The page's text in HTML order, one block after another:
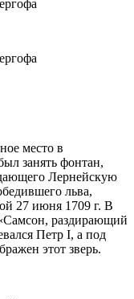
место в
занять фонтан,
Лернейскую
льва,
27 июня 1709 г. В
«Самсон, раздирающий
Петр I, а под
этот зверь.